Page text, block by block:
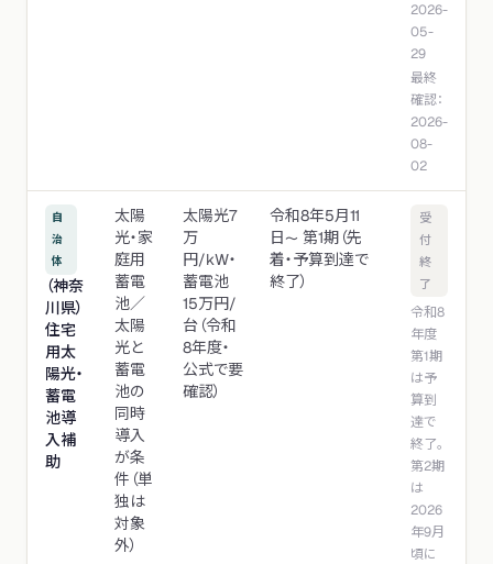
2026-
05-
29
最終
確認：
2026-
08-
02
自
治
体
（神奈
川県）
住宅
用太
陽光・
蓄電
池導
入補
助
太陽
光・家
庭用
蓄電
池／
太陽
光と
蓄電
池の
同時
導入
が条
件（単
独は
対象
外）
太陽光7
万
円/kW・
蓄電池
15万円/
台（令和
8年度・
公式で要
確認）
令和8年5月11
日〜 第1期（先
着・予算到達で
終了）
受
付
終
了
令和8
年度
第1期
は予
算到
達で
終了。
第2期
は
2026
年9月
頃に